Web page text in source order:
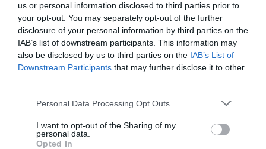
us or personal information disclosed to third parties prior to
your opt-out. You may separately opt-out of the further
disclosure of your personal information by third parties on the
IAB’s list of downstream participants. This information may
also be disclosed by us to third parties on the IAB’s List of
Downstream Participants that may further disclose it to other
Personal Data Processing Opt Outs
I want to opt-out of the Sharing of my
personal data.
Opted In
AȚI PUTEA DORI DE
ASEMENEA